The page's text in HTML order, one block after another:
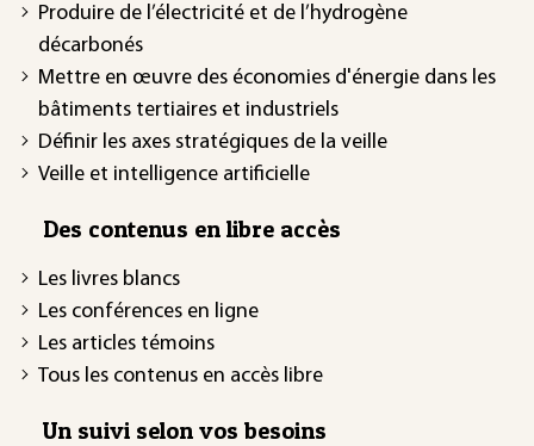
Produire de l’électricité et de l’hydrogène
décarbonés
Mettre en œuvre des économies d'énergie dans les
bâtiments tertiaires et industriels
Définir les axes stratégiques de la veille
Veille et intelligence artificielle
Des contenus en libre accès
Les livres blancs
Les conférences en ligne
Les articles témoins
Tous les contenus en accès libre
Un suivi selon vos besoins